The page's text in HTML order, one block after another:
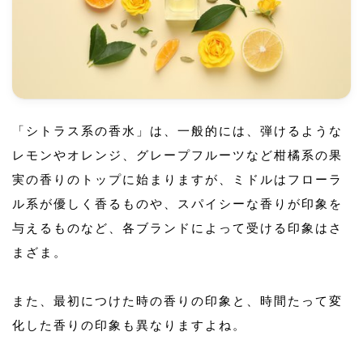
「シトラス系の香水」は、一般的には、弾けるような
レモンやオレンジ、グレープフルーツなど柑橘系の果
実の香りのトップに始まりますが、ミドルはフローラ
ル系が優しく香るものや、スパイシーな香りが印象を
与えるものなど、各ブランドによって受ける印象はさ
まざま。
また、最初につけた時の香りの印象と、時間たって変
化した香りの印象も異なりますよね。